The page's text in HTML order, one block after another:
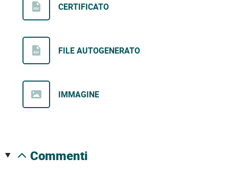
CERTIFICATO
FILE AUTOGENERATO
IMMAGINE
commenti